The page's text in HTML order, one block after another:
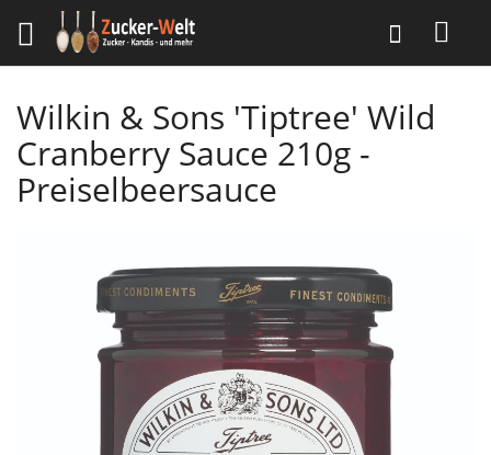
zum
Inhalt
Suche
Wilkin & Sons 'Tiptree' Wild
Cranberry Sauce 210g -
Preiselbeersauce